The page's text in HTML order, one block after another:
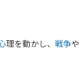
理を動かし、戦争や